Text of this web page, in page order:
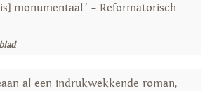
monumentaal.’ – Reformatorisch
al een indrukwekkende roman,